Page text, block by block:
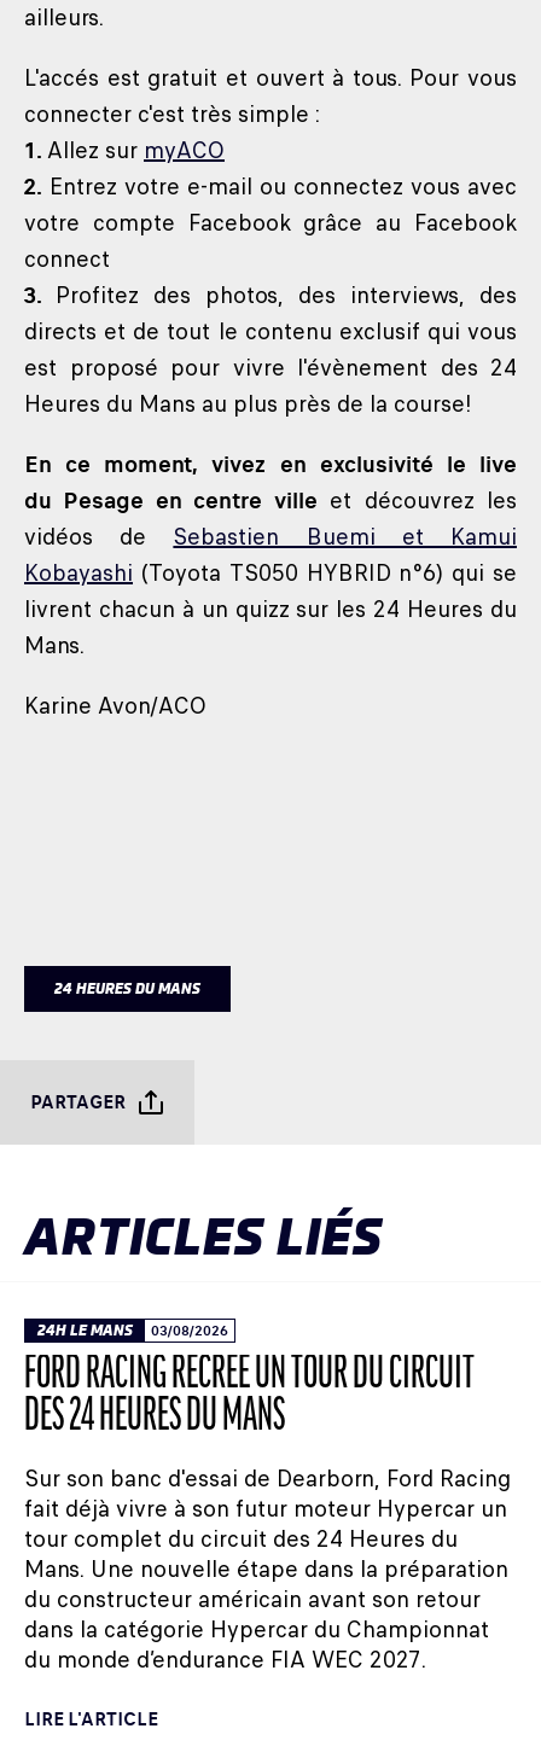
ailleurs.
L'accés est gratuit et ouvert à tous. Pour vous
connecter c'est très simple :
1.Allez sur myACO
2. Entrez votre e-mail ou connectez vous avec
votre compte Facebook grâce au Facebook
connect
3. Profitez des photos, des interviews, des
directs et de tout le contenu exclusif qui vous
est proposé pour vivre l'évènement des 24
Heures du Mans au plus près de la course!
En ce moment, vivez en exclusivité le live
du Pesage en centre ville et découvrez les
vidéos de Sebastien Buemi et Kamui
Kobayashi (Toyota TS050 HYBRID n°6) qui se
livrent chacun à un quizz sur les 24 Heures du
Mans.
Karine Avon/ACO
24 HEURES DU MANS
PARTAGER
ARTICLES LIÉS
24H LE MANS 03/08/2026
FORD RACING RECRÉE UN TOUR DU CIRCUIT
DES 24 HEURES DU MANS
Sur son banc d'essai de Dearborn, Ford Racing
fait déjà vivre à son futur moteur Hypercar un
tour complet du circuit des 24 Heures du
Mans. Une nouvelle étape dans la préparation
du constructeur américain avant son retour
dans la catégorie Hypercar du Championnat
du monde d’endurance FIA WEC 2027.
LIRE L'ARTICLE